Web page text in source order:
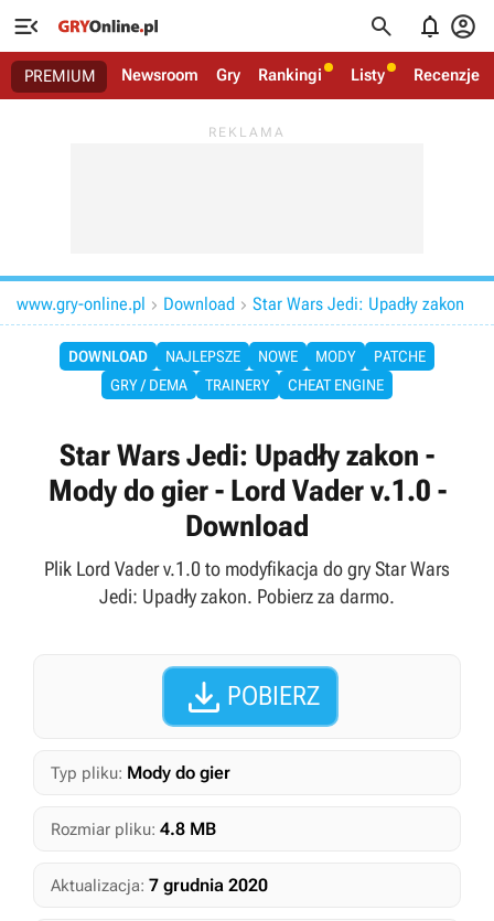
   
PREMIUM Newsroom Gry Rankingi Listy Recenzje
www.gry-online.pl  Download  Star Wars Jedi: Upadły zakon
DOWNLOAD NAJLEPSZE NOWE MODY
PATCHE
GRY / DEMA
TRAINERY CHEAT ENGINE
Star Wars Jedi: Upadły zakon -
Mody do gier - Lord Vader v.1.0 -
Download
Plik Lord Vader v.1.0 to modyfikacja do gry Star Wars
Jedi: Upadły zakon. Pobierz za darmo.
 POBIERZ
Typ pliku: Mody do gier
Rozmiar pliku: 4.8 MB
Aktualizacja: 7 grudnia 2020